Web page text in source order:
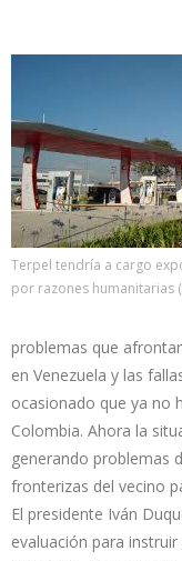
Terpel tendría a cargo
por razones humanitarias
problemas que
en Venezuela y las
ocasionado que ya no
Colombia. Ahora la
generando problemas
fronterizas del vecino
El presidente Iván
evaluación para